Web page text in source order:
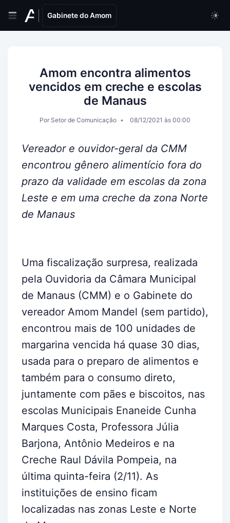
Gabinete do Amom
Amom encontra alimentos
vencidos em creche e escolas
de Manaus
Por Setor de Comunicação 08/12/2021 às 00:00
Vereador e ouvidor-geral da CMM
encontrou gênero alimentício fora do
prazo da validade em escolas da zona
Leste e em uma creche da zona Norte
de Manaus
Uma fiscalização surpresa, realizada
pela Ouvidoria da Câmara Municipal
de Manaus (CMM) e o Gabinete do
vereador Amom Mandel (sem partido),
encontrou mais de 100 unidades de
margarina vencida há quase 30 dias,
usada para o preparo de alimentos e
também para o consumo direto,
juntamente com pães e biscoitos, nas
escolas Municipais Enaneide Cunha
Marques Costa, Professora Júlia
Barjona, Antônio Medeiros e na
Creche Raul Dávila Pompeia, na
última quinta-feira (2/11). As
instituições de ensino ficam
localizadas nas zonas Leste e Norte